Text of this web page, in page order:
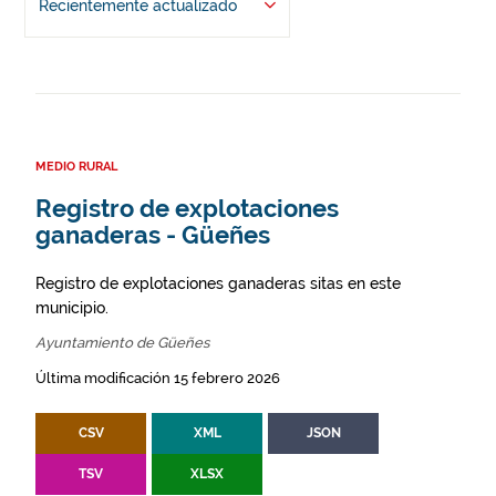
Recientemente actualizado
MEDIO RURAL
Registro de explotaciones
ganaderas - Güeñes
Registro de explotaciones ganaderas sitas en este
municipio.
Ayuntamiento de Güeñes
Última modificación 15 febrero 2026
CSV XML JSON
TSV XLSX